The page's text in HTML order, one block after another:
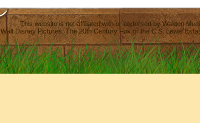
This website is not affiliated with or endorsed byWalden
Walt Disney Pictures,The 20th Century Fox or the C.S. Lewis